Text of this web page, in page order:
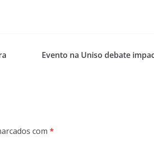
Evento na Uniso debate
com *